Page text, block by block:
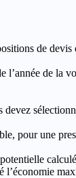
de
de
une